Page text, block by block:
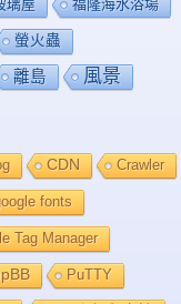
璃屋 福隆海水浴場
螢火蟲
離島 風景
CDN Crawler
fonts
Tag Manager
PuTTY